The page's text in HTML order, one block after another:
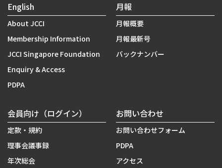
English
About JCCI
Membership Information
JCCI Singapore Foundation
Enquiry & Access
PDPA
月報
月報概要
月報最新号
バックナンバー
会員向け（ログイン）
定款・規約
理事会議事録
年次総会
お問い合わせ
お問い合わせフォーム
PDPA
アクセス